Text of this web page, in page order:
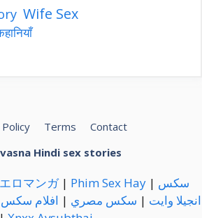
Wife Sex
Terms
Contact
Hindi sex stories
エロマンガ| Phim Sex Hay | سكس
انجيلا وايت | سكس مصري | افلام